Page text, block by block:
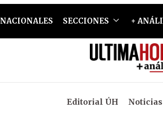
NACIONALES SECCIONES +
Editorial ÚH